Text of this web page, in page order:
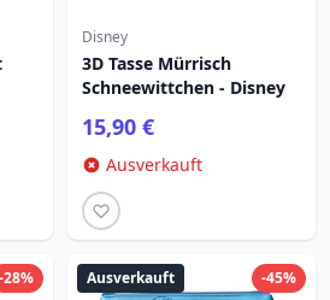
Disney
3D Tasse Mürrisch
Schneewittchen - Disney
15,90 €
Ausverkauft
-28% -45%
Ausverkauft